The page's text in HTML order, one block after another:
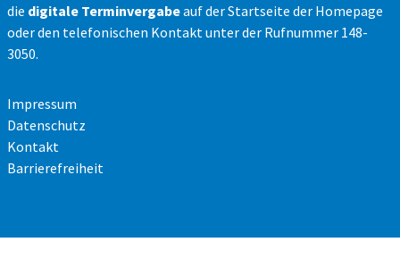
die digitale Terminvergabeauf der Startseite der Homepage
oder den telefonischen Kontakt unter der Rufnummer 148-
3050.
Impressum
Datenschutz
Kontakt
Barrierefreiheit